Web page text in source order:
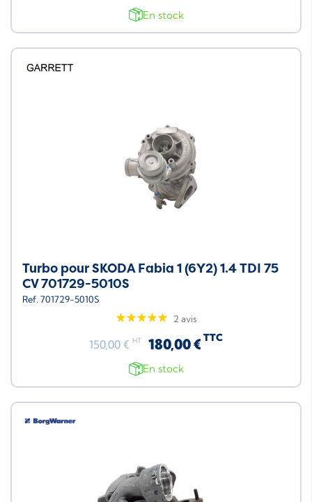
En stock
Turbo pour SKODA Fabia 1 (6Y2) 1.4 TDI 75
CV 701729-5010S
Ref. 701729-5010S
2 avis
150,00 € HT 180,00 € TTC
En stock